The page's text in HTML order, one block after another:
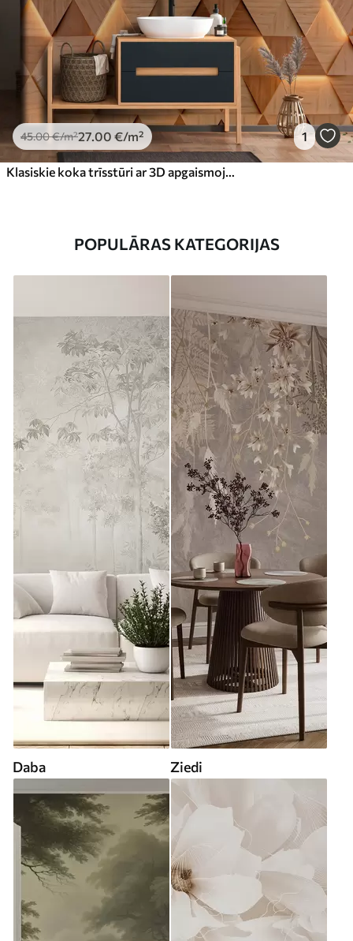
45.00€/m²27.00 €/m² 1
Klasiskie koka trīsstūri ar 3D apgaismojumu
POPULĀRAS KATEGORIJAS
Daba Ziedi